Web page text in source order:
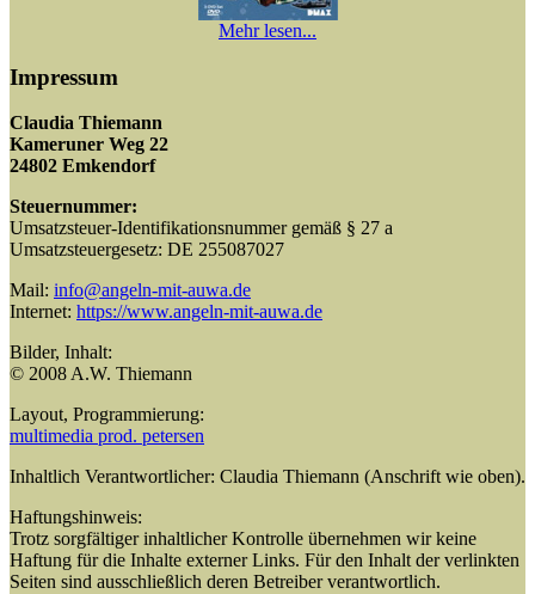
Mehr lesen...
Impressum
Claudia Thiemann
Kameruner Weg 22
24802 Emkendorf
Steuernummer:
Umsatzsteuer-Identifikationsnummer gemäß § 27 a
Umsatzsteuergesetz: DE 255087027
Mail: info@angeln-mit-auwa.de
Internet: https://www.angeln-mit-auwa.de
Bilder, Inhalt:
© 2008 A.W. Thiemann
Layout, Programmierung:
multimedia prod. petersen
Inhaltlich Verantwortlicher: Claudia Thiemann (Anschrift wie oben).
Haftungshinweis:
Trotz sorgfältiger inhaltlicher Kontrolle übernehmen wir keine
Haftung für die Inhalte externer Links. Für den Inhalt der verlinkten
Seiten sind ausschließlich deren Betreiber verantwortlich.